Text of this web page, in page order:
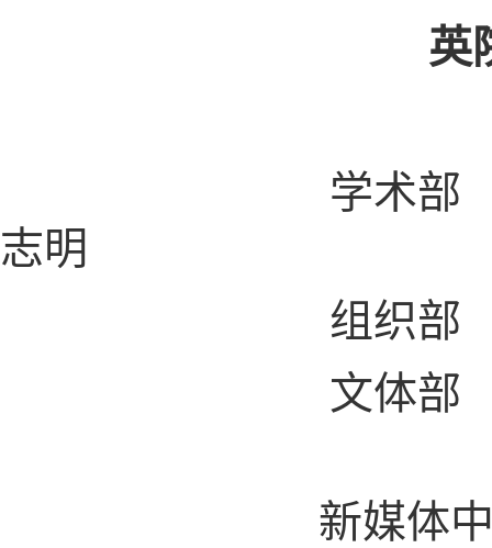
英
学术部 刘畅，
志明
组织部 何思卓
文体部 唐安然
新媒体中心 摄影